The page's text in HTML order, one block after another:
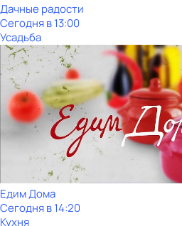
Дачные радости
Сегодня в 13:00
Усадьба
Едим Дома
Сегодня в 14:20
Кухня